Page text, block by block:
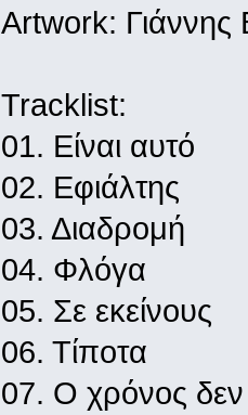
Artwork: Γιάννης
Tracklist:
01. Είναι αυτό
02. Εφιάλτης
03. Διαδρομή
04. Φλόγα
05. Σε εκείνους
06. Τίποτα
07. Ο χρόνος δεν